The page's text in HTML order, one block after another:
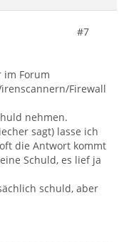
#7
im Forum
Firewall
nehmen.
sagt) lasse ich
die Antwort kommt
Schuld, es lief ja
schuld, aber